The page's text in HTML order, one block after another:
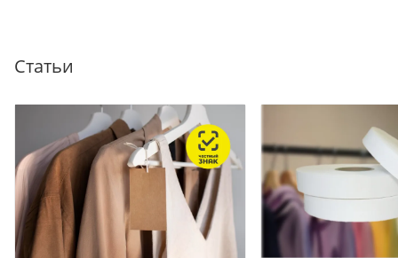
Статьи